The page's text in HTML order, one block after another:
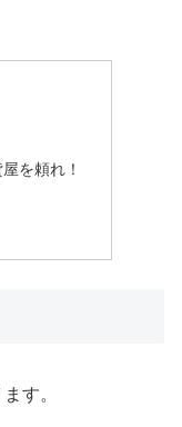
を頼れ！
す。